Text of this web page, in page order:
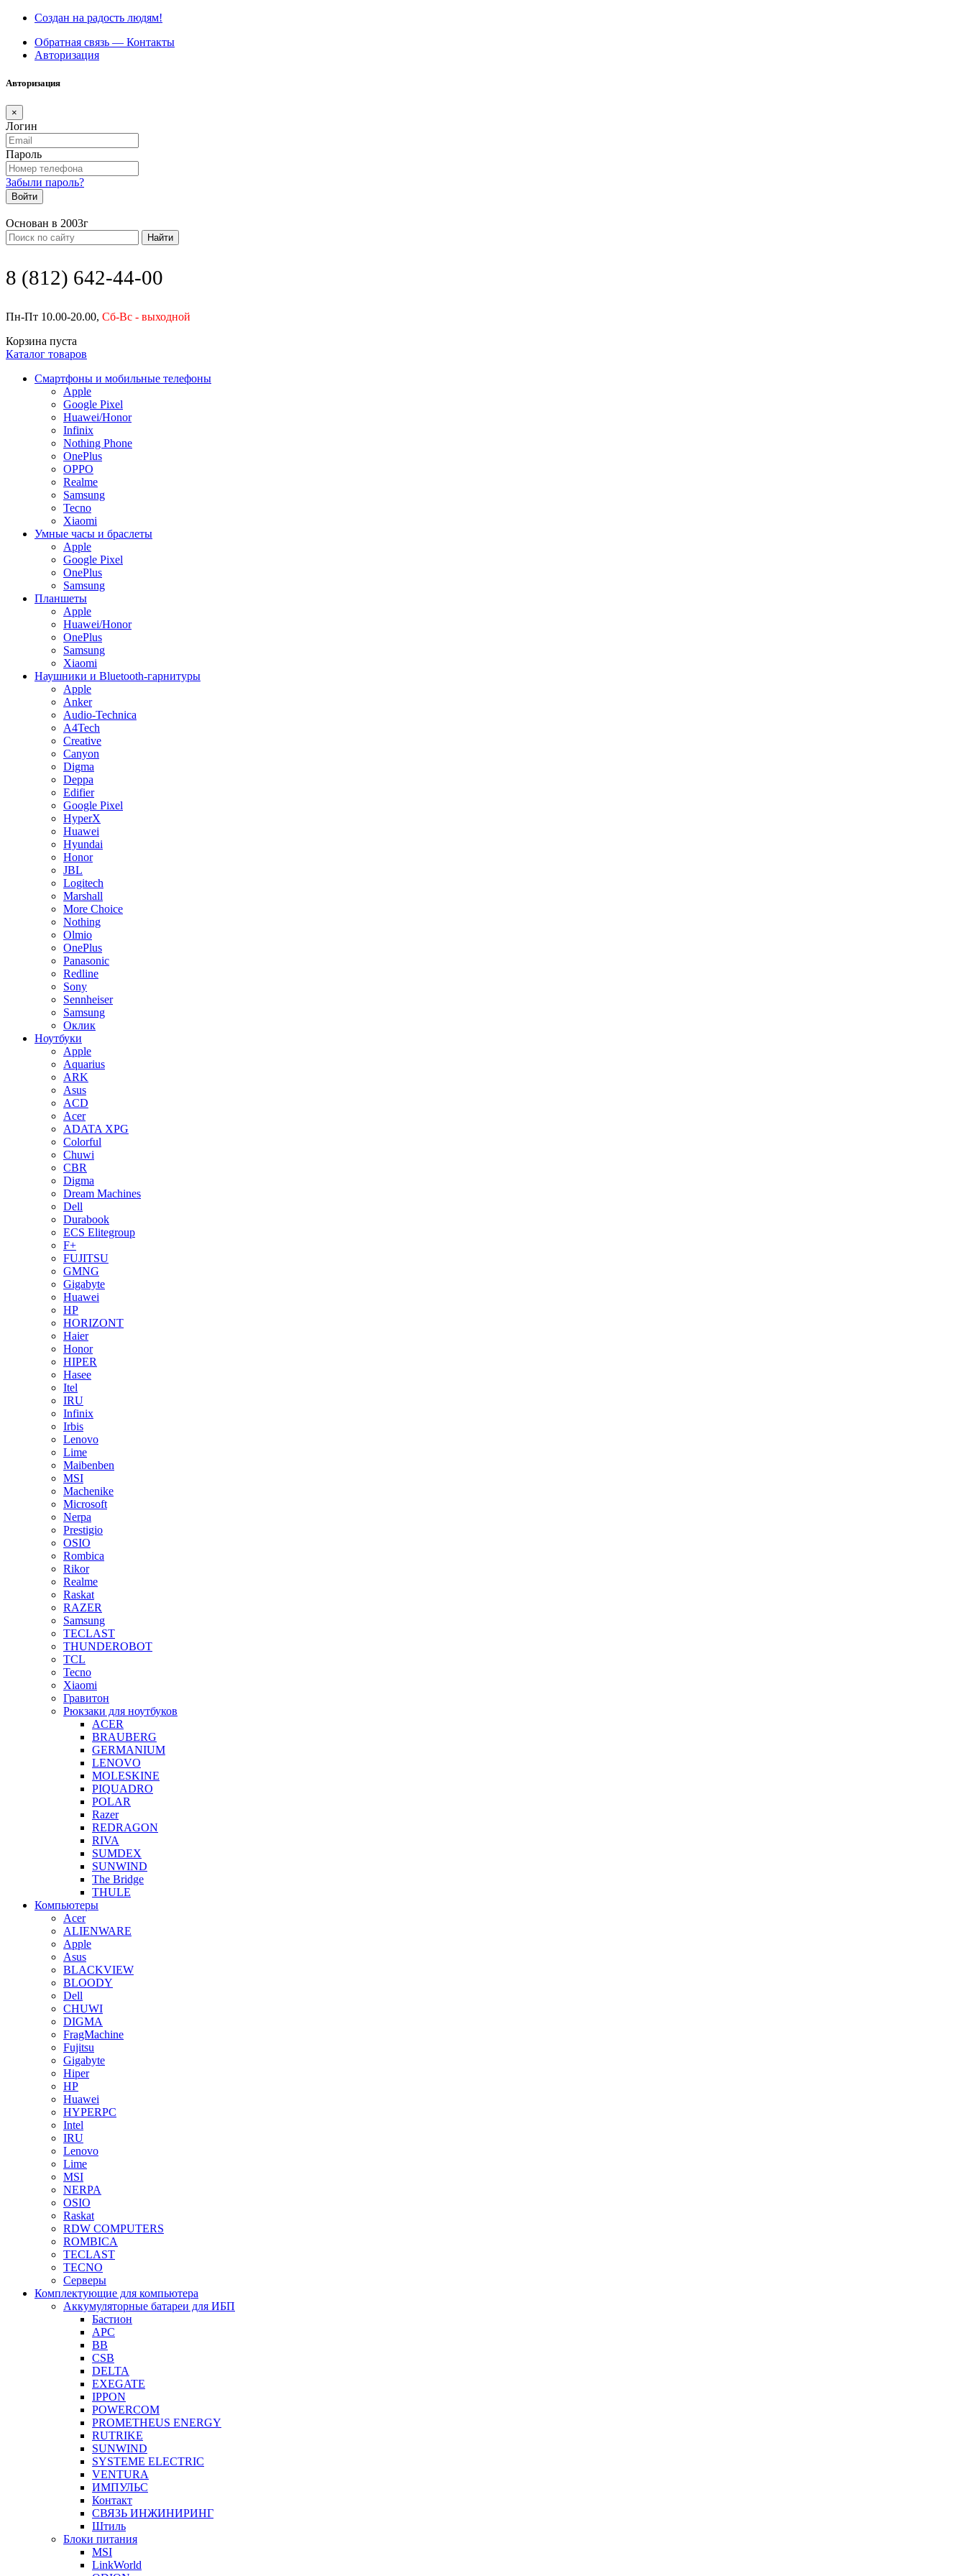
Создан на радость людям!
Обратная связь — Контакты
Авторизация
Авторизация
×
Логин
Пароль
Забыли пароль?
Войти
Основан в 2003г
Найти
8 (812) 642-44-00
Пн-Пт 10.00-20.00, Сб-Вс - выходной
Корзина пуста
Каталог товаров
Смартфоны и мобильные телефоны
Apple
Google Pixel
Huawei/Honor
Infinix
Nothing Phone
OnePlus
OPPO
Realme
Samsung
Tecno
Xiaomi
Умные часы и браслеты
Apple
Google Pixel
OnePlus
Samsung
Планшеты
Apple
Huawei/Honor
OnePlus
Samsung
Xiaomi
Наушники и Bluetooth-гарнитуры
Apple
Anker
Audio-Technica
A4Tech
Creative
Canyon
Digma
Deppa
Edifier
Google Pixel
HyperX
Huawei
Hyundai
Honor
JBL
Logitech
Marshall
More Choice
Nothing
Olmio
OnePlus
Panasonic
Redline
Sony
Sennheiser
Samsung
Оклик
Ноутбуки
Apple
Aquarius
ARK
Asus
ACD
Acer
ADATA XPG
Colorful
Chuwi
CBR
Digma
Dream Machines
Dell
Durabook
ECS Elitegroup
F+
FUJITSU
GMNG
Gigabyte
Huawei
HP
HORIZONT
Haier
Honor
HIPER
Hasee
Itel
IRU
Infinix
Irbis
Lenovo
Lime
Maibenben
MSI
Machenike
Microsoft
Nerpa
Prestigio
OSIO
Rombica
Rikor
Realme
Raskat
RAZER
Samsung
TECLAST
THUNDEROBOT
TCL
Tecno
Xiaomi
Гравитон
Рюкзаки для ноутбуков
ACER
BRAUBERG
GERMANIUM
LENOVO
MOLESKINE
PIQUADRO
POLAR
Razer
REDRAGON
RIVA
SUMDEX
SUNWIND
The Bridge
THULE
Компьютеры
Acer
ALIENWARE
Apple
Asus
BLACKVIEW
BLOODY
Dell
CHUWI
DIGMA
FragMachine
Fujitsu
Gigabyte
Hiper
HP
Huawei
HYPERPC
Intel
IRU
Lenovo
Lime
MSI
NERPA
OSIO
Raskat
RDW COMPUTERS
ROMBICA
TECLAST
TECNO
Серверы
Комплектующие для компьютера
Аккумуляторные батареи для ИБП
Бастион
APC
BB
CSB
DELTA
EXEGATE
IPPON
POWERCOM
PROMETHEUS ENERGY
RUTRIKE
SUNWIND
SYSTEME ELECTRIC
VENTURA
ИМПУЛЬС
Контакт
СВЯЗЬ ИНЖИНИРИНГ
Штиль
Блоки питания
MSI
LinkWorld